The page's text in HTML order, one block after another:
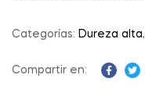
Categorías: Dureza alta,
Compartir en: